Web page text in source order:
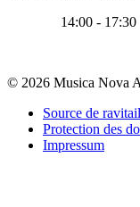
14:00 - 17:30
© 2026 Musica Nova
Source de
Protection des
Impressum